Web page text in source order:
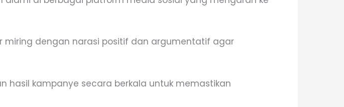
miring dengan narasi positif dan argumentatif agar
hasil kampanye secara berkala untuk memastikan